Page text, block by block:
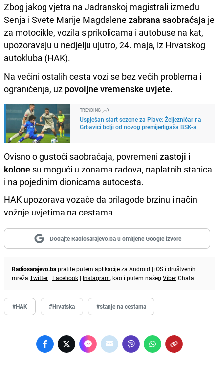
Zbog jakog vjetra na Jadranskoj magistrali između
Senja i Svete Marije Magdalene zabrana saobraćaja je
za motocikle, vozila s prikolicama i autobuse na kat,
upozoravaju u nedjelju ujutro, 24. maja, iz Hrvatskog
autokluba (HAK).
Na većini ostalih cesta vozi se bez većih problema i
ograničenja, uz povoljne vremenske uvjete.
TRENDING
Uspješan start sezone za Plave: Željezničar na
Grbavici bolji od novog premijerligaša BSK-a
Ovisno o gustoći saobraćaja, povremeni zastoji i
kolone su mogući u zonama radova, naplatnih stanica
i na pojedinim dionicama autocesta.
HAK upozorava vozače da prilagode brzinu i način
vožnje uvjetima na cestama.
Dodajte Radiosarajevo.ba u omiljene Google izvore
Radiosarajevo.bapratite putem aplikacije za Android | iOS i društvenih
mreža Twitter | Facebook | Instagram, kao i putem našeg ViberChata.
#HAK #Hrvatska #stanje na cestama